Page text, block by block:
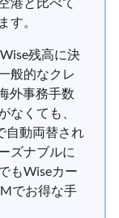
す。
残高に決
般的なクレ
外事務手数
なくても、
自動両替され
ズナブルに
もWiseカー
でお得な手